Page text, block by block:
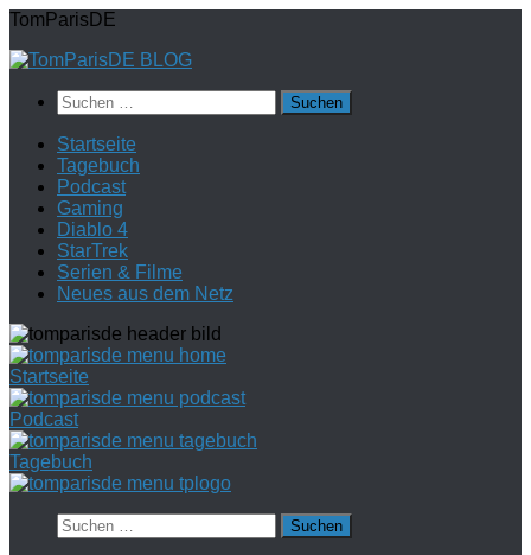
Zum
springen
TomParisDE
Suchen
nach:
Startseite
Tagebuch
Podcast
Gaming
Diablo 4
StarTrek
Serien & Filme
Neues aus dem Netz
Startseite
Podcast
Tagebuch
Suchen
nach: